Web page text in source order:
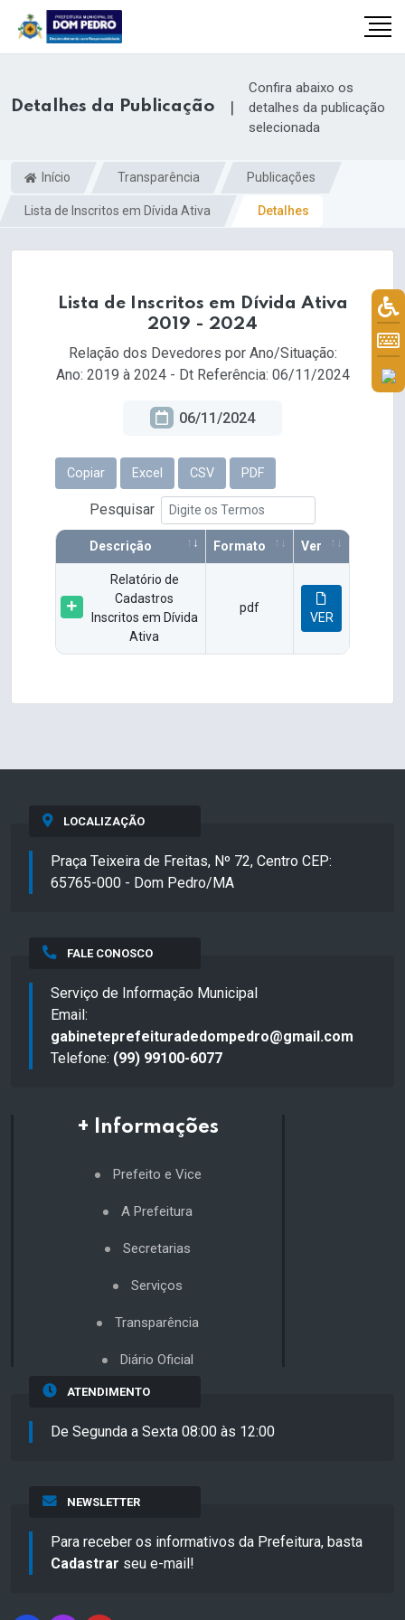
Detalhes da Publicação |
Confira abaixo os
detalhes da publicação
selecionada
Início Transparência Publicações
Lista de Inscritos em Dívida Ativa Detalhes
Lista de Inscritos em Dívida Ativa
2019 - 2024
Relação dos Devedores por Ano/Situação:
Ano: 2019 à 2024 - Dt Referência: 06/11/2024
06/11/2024
Copiar Excel CSV PDF
Pesquisar
Descrição Formato Ver
Relatório de
Cadastros
Inscritos em Dívida
Ativa
pdf
VER
LOCALIZAÇÃO
Praça Teixeira de Freitas, Nº 72, Centro CEP:
65765-000 - Dom Pedro/MA
FALE CONOSCO
Serviço de Informação Municipal
Email:
gabineteprefeituradedompedro@gmail.com
Telefone: (99) 99100-6077
+ Informações
Prefeito e Vice
A Prefeitura
Secretarias
Serviços
Transparência
Diário Oficial
ATENDIMENTO
De Segunda a Sexta 08:00 às 12:00
NEWSLETTER
Para receber os informativos da Prefeitura, basta
Cadastrar seu e-mail!